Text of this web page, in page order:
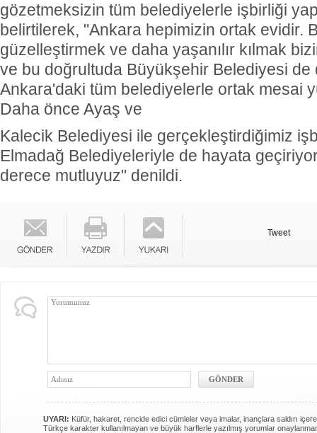
gözetmeksizin tüm belediyelerle işbirliği
belirtilerek, "Ankara hepimizin ortak evidir.
güzelleştirmek ve daha yaşanılır kılmak
ve bu doğrultuda Büyükşehir Belediyesi de
Ankara'daki tüm belediyelerle ortak mesai
Daha önce Ayaş ve
Kalecik Belediyesi ile gerçekleştirdiğimiz
Elmadağ Belediyeleriyle de hayata
derece mutluyuz" denildi.
Tweet
UYARI: Küfür, hakaret, rencide edici cümleler veya imalar, inançlara saldırı
Türkçe karakter kullanılmayan ve büyük harflerle yazılmış yorumlar